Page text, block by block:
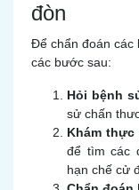
đòn
Để chẩn đoán các
các bước sau:
Hỏi bệnh
sử chấn
Khám thực
để tìm các
hạn chế cử